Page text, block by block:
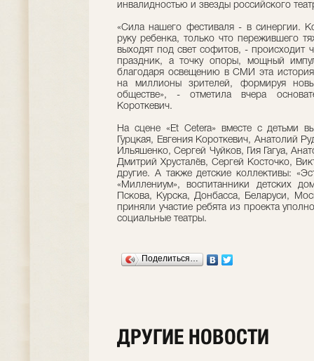
инвалидностью и звезды российского
«Сила нашего фестиваля - в синергии.
руку ребенка, только что пережившего
выходят под свет софитов, - происходит
праздник, а точку опоры, мощный
благодаря освещению в СМИ эта
на миллионы зрителей, формируя
обществе», - отметила вчера
Короткевич.
На сцене «Et Cetera» вместе с детьми
Гурцкая, Евгения Короткевич, Анатолий
Ильяшенко, Сергей Чуйков, Гия Гагуа,
Дмитрий Хрусталёв, Сергей Косточко,
другие. А также детские коллективы:
«Миллениум», воспитанники детских
Пскова, Курска, Донбасса, Беларуси,
приняли участие ребята из проекта
социальные театры.
Поделиться…
ДРУГИЕ НОВОСТИ